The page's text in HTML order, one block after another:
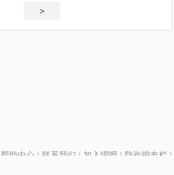
>
帮助中心 | 联系我们 | 加入唱吧 | 防诈骗专栏 |